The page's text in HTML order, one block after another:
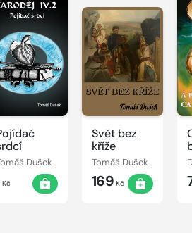
Dušek
Kč
Svět bez
kříže
Tomáš Dušek
169 Kč